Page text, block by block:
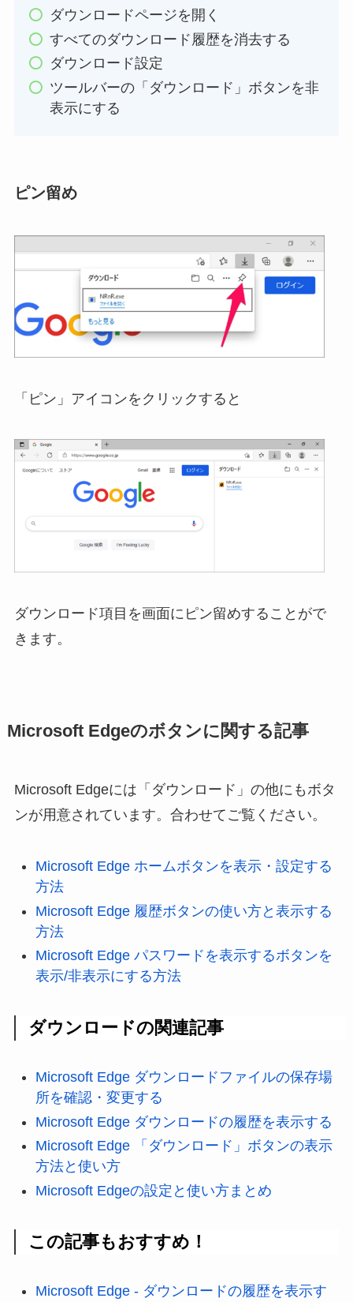
ダウンロードページを開く
すべてのダウンロード履歴を消去する
ダウンロード設定
ツールバーの「ダウンロード」ボタンを非
表示にする
ピン留め
「ピン」アイコンをクリックすると
ダウンロード項目を画面にピン留めすることがで
きます。
Microsoft Edgeのボタンに関する記事
Microsoft Edgeには「ダウンロード」の他にもボタ
ンが用意されています。合わせてご覧ください。
Microsoft Edge ホームボタンを表示・設定する
方法
Microsoft Edge 履歴ボタンの使い方と表示する
方法
Microsoft Edge パスワードを表示するボタンを
表示/非表示にする方法
ダウンロードの関連記事
Microsoft Edge ダウンロードファイルの保存場
所を確認・変更する
Microsoft Edge ダウンロードの履歴を表示する
Microsoft Edge 「ダウンロード」ボタンの表示
方法と使い方
Microsoft Edgeの設定と使い方まとめ
この記事もおすすめ！
Microsoft Edge - ダウンロードの履歴を表示す